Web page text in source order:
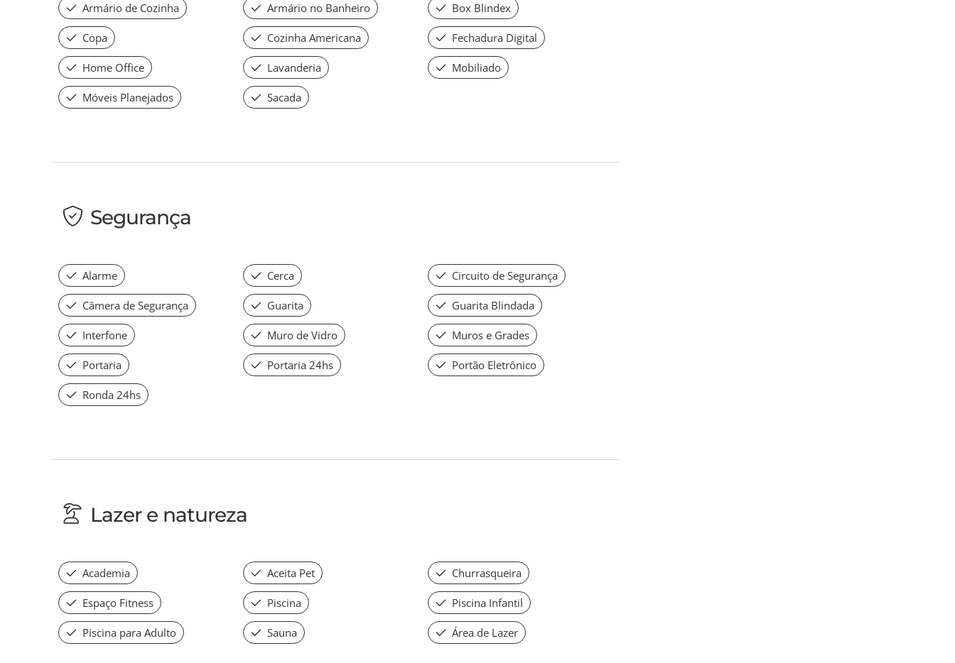
Armário de Cozinha Armário no Banheiro Box Blindex
Copa Cozinha Americana Fechadura Digital
Home Office Lavanderia Mobiliado
Móveis Planejados Sacada
Segurança
Alarme Cerca Circuito de Segurança
Câmera de Segurança Guarita Guarita Blindada
Interfone Muro de Vidro Muros e Grades
Portaria Portaria 24hs Portão Eletrônico
Ronda 24hs
Lazer e natureza
Academia Aceita Pet Churrasqueira
Espaço Fitness Piscina Piscina Infantil
Piscina para Adulto Sauna Área de Lazer